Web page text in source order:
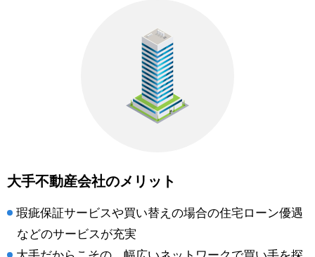
大手不動産会社のメリット
瑕疵保証サービスや買い替えの場合の住宅ローン優遇
などのサービスが充実